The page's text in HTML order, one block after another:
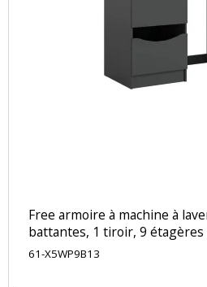
Free armoire à machine à
battantes, 1 tiroir, 9 étagères
61-X5WP9B13